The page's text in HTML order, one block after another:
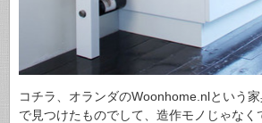
コチラ、オランダのWoonhome.nlという
で見つけたものでして、造作モノじゃなく